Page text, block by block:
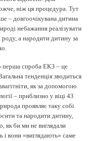
ніж ця процедура. Тут
– довгоочікувана дитина
небажання реалізувати
а народити дитину за
перша спроба ЕКЗ – це
тенденція зводиться
як за допомогою
– приблизно у віці 43
проявляє таку собі
та народити дитину,
як би ми не виглядали
і вони «виглядають» саме